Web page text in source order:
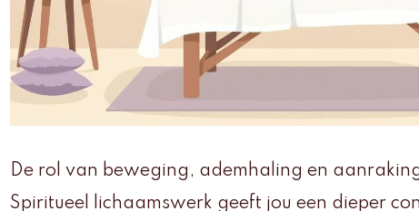
De rol van beweging, ademhaling en
Spiritueel lichaamswerk geeft jou een dieper